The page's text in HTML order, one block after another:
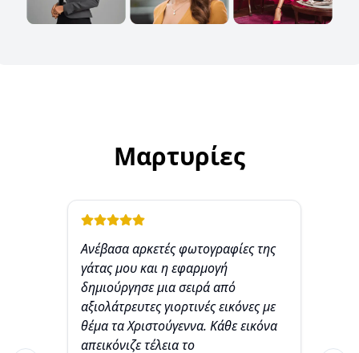
Μαρτυρίες
Ανέβασα αρκετές φωτογραφίες της
γάτας μου και η εφαρμογή
δημιούργησε μια σειρά από
αξιολάτρευτες γιορτινές εικόνες με
θέμα τα Χριστούγεννα. Κάθε εικόνα
απεικόνιζε τέλεια το